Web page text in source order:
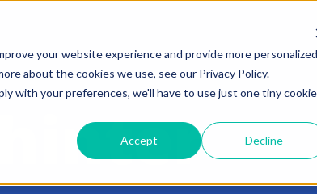
your website experience and provide more personalized
about the cookies we use, see our Privacy Policy.
with your preferences, we'll have to use just one tiny cookie
Accept Decline